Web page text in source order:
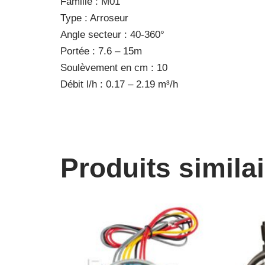
Type : Arroseur
Angle secteur : 40-360°
Portée : 7.6 – 15m
Soulèvement en cm : 10
Débit l/h : 0.17 – 2.19 m³/h
Produits